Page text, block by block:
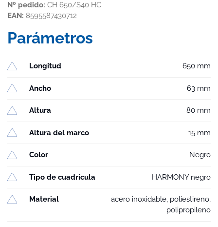
Nº pedido: CH 650/S40 HC
EAN: 8595587430712
Parámetros
Longitud 650 mm
Ancho 63 mm
Altura 80 mm
Altura del marco 15 mm
Color Negro
Tipo de cuadrícula HARMONY negro
Material
acero inoxidable, poliestireno,
polipropileno